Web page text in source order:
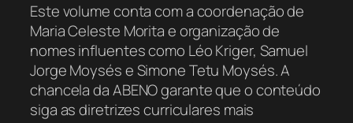
Este volume conta com a coordenação de
Maria Celeste Morita e organização de
nomes influentes como Léo Kriger, Samuel
Jorge Moysés e Simone Tetu Moysés. A
chancela da ABENO garante que o conteúdo
siga as diretrizes curriculares mais